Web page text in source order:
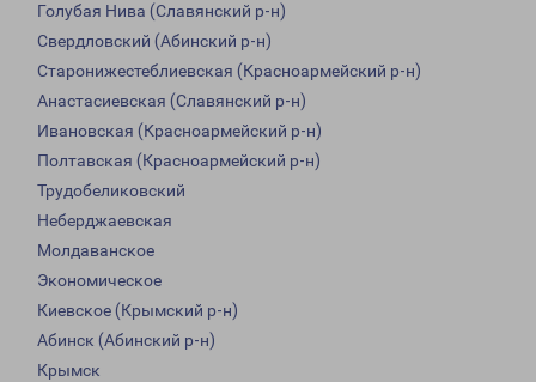
Голубая Нива (Славянский р-н)
Свердловский (Абинский р-н)
Старонижестеблиевская (Красноармейский р-н)
Анастасиевская (Славянский р-н)
Ивановская (Красноармейский р-н)
Полтавская (Красноармейский р-н)
Трудобеликовский
Неберджаевская
Молдаванское
Экономическое
Киевское (Крымский р-н)
Абинск (Абинский р-н)
Крымск